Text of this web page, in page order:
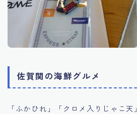
佐賀関の海鮮グルメ
「ふかひれ」「クロメ入りじゃこ